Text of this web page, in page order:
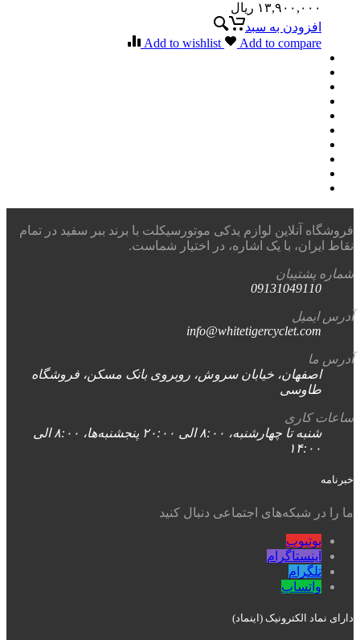
۱۳,۹۰۰,۰۰۰ ریال
افزودن به سبد
Add to wishlist
Add to compare
فروشگاه آنلاین لوازم یدکی موتورسیکلت با برند ببر سفید در تمام
نقاط ایران، با یک اشاره، در اختیار شماست.
شماره پشتیبان
09131049110
آدرس ایمیل
info@whitetigercyclet.com
آدرس ما
اصفهان، خیابان سروش، روبروی بانک مسکن، فروشگاه
طاوسی
ساعات کاری
شنبه تا چهارشنبه، ۸:۰۰ الی ۲۰:۰۰ پنجشنبه‌ها، ۸:۰۰ الی
۱۴:۰۰
خبرنامه
ما را در شبکه‌های اجتماعی دنبال کنید
یوتیوب
اینستاگرام
تلگرام
واتساپ
دارای نماد الکترونیک (اینماد)